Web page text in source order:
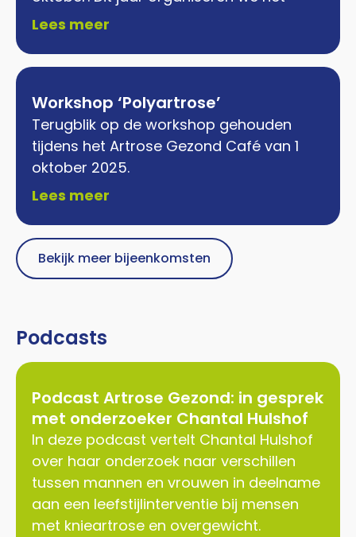
Lees meer
Workshop ‘Polyartrose’
Terugblik op de workshop gehouden
tijdens het Artrose Gezond Café van 1
oktober 2025.
Lees meer
Bekijk meer bijeenkomsten
Podcasts
Podcast Artrose Gezond: in gesprek
met onderzoeker Chantal Hulshof
In deze podcast vertelt Chantal Hulshof
over haar onderzoek naar verschillen
tussen mannen en vrouwen in deelname
aan een leefstijlinterventie bij mensen
met knieartrose en overgewicht.